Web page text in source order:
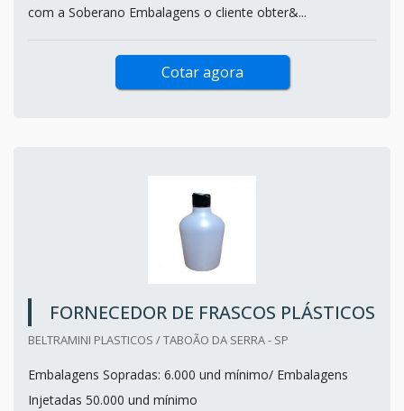
com a Soberano Embalagens o cliente obter&...
Cotar agora
FORNECEDOR DE FRASCOS PLÁSTICOS
BELTRAMINI PLASTICOS / TABOÃO DA SERRA - SP
Embalagens Sopradas: 6.000 und mínimo/ Embalagens
Injetadas 50.000 und mínimo